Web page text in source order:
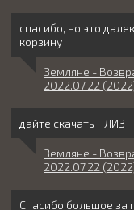
спасибо, но это
корзину
Земляне -
2022.07.22
дайте скачать ПЛИЗ
Земляне -
2022.07.22
Спасибо большое за